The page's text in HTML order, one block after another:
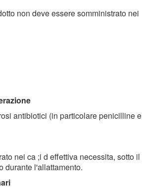
non deve essere somministrato nei
antibiotici (in particolare penicilline e
nei ca ;i d effettiva necessita, sotto il
durante l'allattamento.